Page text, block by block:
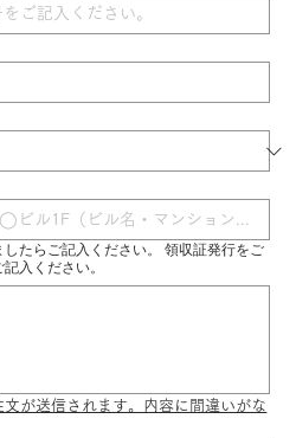
たらご記入ください。 領収証発行をご
入ください。
が送信されます。内容に間違いがな